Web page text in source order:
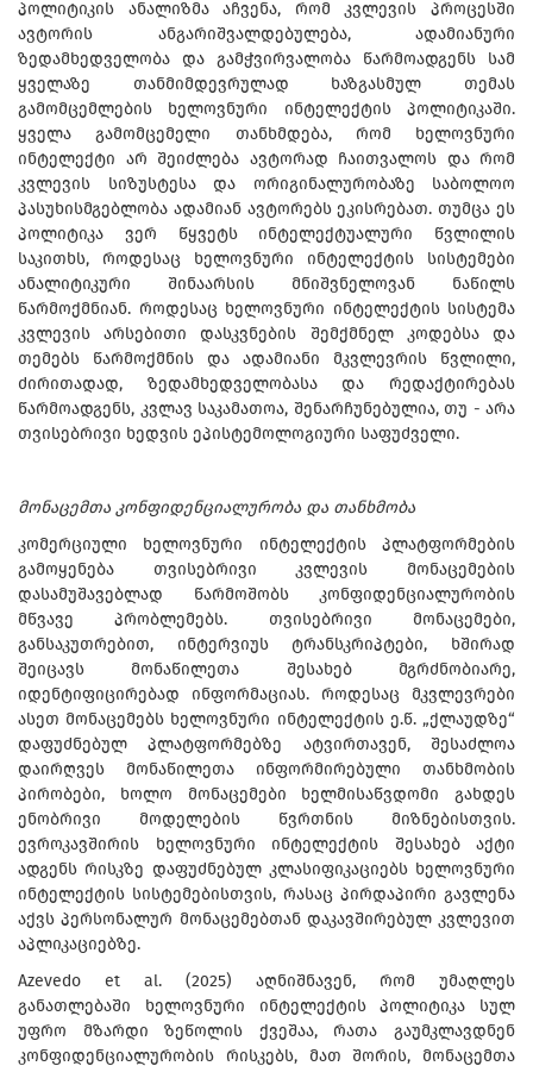
პოლიტიკის ანალიზმა აჩვენა, რომ კვლევის პროცესში
ავტორის ანგარიშვალდებულება, ადამიანური
ზედამხედველობა და გამჭვირვალობა წარმოადგენს სამ
ყველაზე თანმიმდევრულად ხაზგასმულ თემას
გამომცემლების ხელოვნური ინტელექტის პოლიტიკაში.
ყველა გამომცემელი თანხმდება, რომ ხელოვნური
ინტელექტი არ შეიძლება ავტორად ჩაითვალოს და რომ
კვლევის სიზუსტესა და ორიგინალურობაზე საბოლოო
პასუხისმგებლობა ადამიან ავტორებს ეკისრებათ. თუმცა ეს
პოლიტიკა ვერ წყვეტს ინტელექტუალური წვლილის
საკითხს, როდესაც ხელოვნური ინტელექტის სისტემები
ანალიტიკური შინაარსის მნიშვნელოვან ნაწილს
წარმოქმნიან. როდესაც ხელოვნური ინტელექტის სისტემა
კვლევის არსებითი დასკვნების შემქმნელ კოდებსა და
თემებს წარმოქმნის და ადამიანი მკვლევრის წვლილი,
ძირითადად, ზედამხედველობასა და რედაქტირებას
წარმოადგენს, კვლავ საკამათოა, შენარჩუნებულია, თუ - არა
თვისებრივი ხედვის ეპისტემოლოგიური საფუძველი.
მონაცემთა კონფიდენციალურობა და თანხმობა
კომერციული ხელოვნური ინტელექტის პლატფორმების
გამოყენება თვისებრივი კვლევის მონაცემების
დასამუშავებლად წარმოშობს კონფიდენციალურობის
მწვავე პრობლემებს. თვისებრივი მონაცემები,
განსაკუთრებით, ინტერვიუს ტრანსკრიპტები, ხშირად
შეიცავს მონაწილეთა შესახებ მგრძნობიარე,
იდენტიფიცირებად ინფორმაციას. როდესაც მკვლევრები
ასეთ მონაცემებს ხელოვნური ინტელექტის ე.წ. „ქლაუდზე“
დაფუძნებულ პლატფორმებზე ატვირთავენ, შესაძლოა
დაირღვეს მონაწილეთა ინფორმირებული თანხმობის
პირობები, ხოლო მონაცემები ხელმისაწვდომი გახდეს
ენობრივი მოდელების წვრთნის მიზნებისთვის.
ევროკავშირის ხელოვნური ინტელექტის შესახებ აქტი
ადგენს რისკზე დაფუძნებულ კლასიფიკაციებს ხელოვნური
ინტელექტის სისტემებისთვის, რასაც პირდაპირი გავლენა
აქვს პერსონალურ მონაცემებთან დაკავშირებულ კვლევით
აპლიკაციებზე.
Azevedo et al. (2025) აღნიშნავენ, რომ უმაღლეს
განათლებაში ხელოვნური ინტელექტის პოლიტიკა სულ
უფრო მზარდი ზეწოლის ქვეშაა, რათა გაუმკლავდნენ
კონფიდენციალურობის რისკებს, მათ შორის, მონაცემთა